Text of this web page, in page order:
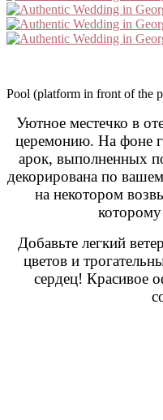
Pool (platform in front of the
Уютное местечко в
церемонию. На фоне
арок, выполненных
декорирована по
на некотором
которому
Добавьте легкий
цветов и
сердец! Красивое